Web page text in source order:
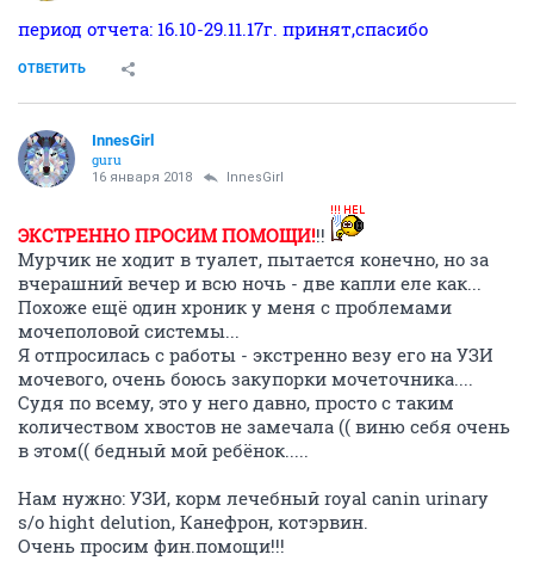
период отчета: 16.10-29.11.17г. принят,спасибо
ОТВЕТИТЬ
InnesGirl
guru
16 января 2018 InnesGirl
ЭКСТРЕННО ПРОСИМ ПОМОЩИ!!!
Мурчик не ходит в туалет, пытается конечно, но за
вчерашний вечер и всю ночь - две капли еле как...
Похоже ещё один хроник у меня с проблемами
мочеполовой системы...
Я отпросилась с работы - экстренно везу его на УЗИ
мочевого, очень боюсь закупорки мочеточника....
Судя по всему, это у него давно, просто с таким
количеством хвостов не замечала (( виню себя очень
в этом(( бедный мой ребёнок.....
Нам нужно: УЗИ, корм лечебный royal canin urinary
s/o hight delution, Канефрон, котэрвин.
Очень просим фин.помощи!!!